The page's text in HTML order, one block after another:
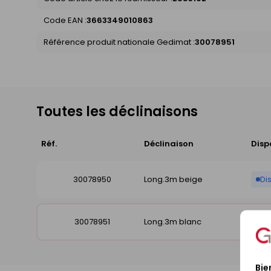
Code EAN :3663349010863
Référence produit nationale Gedimat :30078951
Toutes les déclinaisons
Réf. Déclinaison
30078950 Long.3m beige
30078951
Long.3m blanc